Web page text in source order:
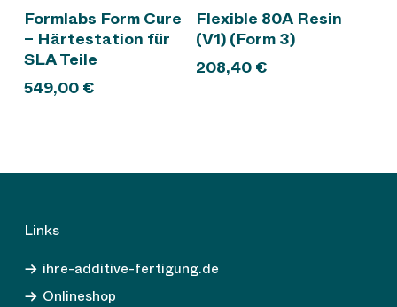
In den Warenkorb
Formlabs Form Cure
– Härtestation für
SLA Teile
549,00€
In den Warenkorb
Flexible 80A Resin
(V1) (Form 3)
208,40€
Links
ihre-additive-fertigung.de
Onlineshop